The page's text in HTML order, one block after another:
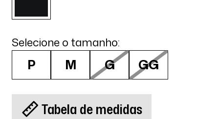
Selecione o tamanho:
P M G GG
Tabela de medidas